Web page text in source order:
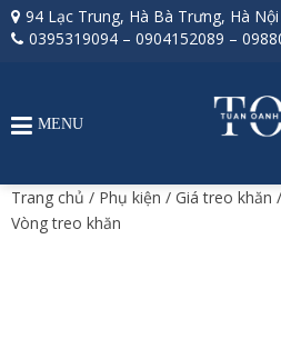
94 Lạc Trung, Hà Bà Trưng, Hà Nội
0395319094 – 0904152089 –
MENU
Trang chủ / Phụ kiện / Giá treo khăn
Vòng treo khăn